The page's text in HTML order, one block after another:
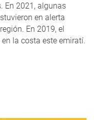
En 2021, algunas
en alerta
En 2019, el
la costa este emiratí.